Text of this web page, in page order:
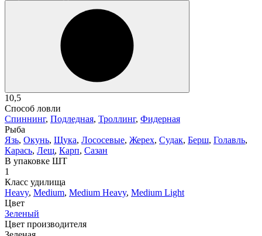
10,5
Способ ловли
Спиннинг, Подледная, Троллинг, Фидерная
Рыба
Язь, Окунь, Щука, Лососевые, Жерех, Судак, Берш, Голавль,
Карась, Лещ, Карп, Сазан
В упаковке ШТ
1
Класс удилища
Heavy, Medium, Medium Heavy, Medium Light
Цвет
Зеленый
Цвет производителя